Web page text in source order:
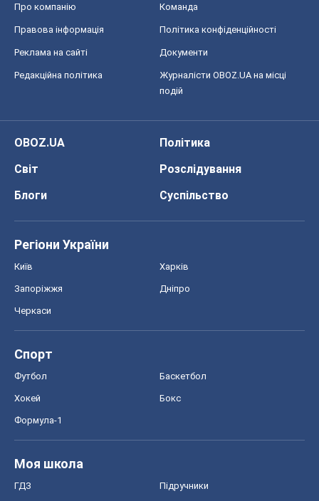
Про компанію Команда
Правова інформація Політика конфіденційності
Реклама на сайті Документи
Редакційна політика
Журналісти OBOZ.UA на місці
подій
OBOZ.UA
Політика
Світ
Розслідування
Блоги
Суспільство
Регіони України
Київ Харків
Запоріжжя Дніпро
Черкаси
Спорт
Футбол Баскетбол
Хокей Бокс
Формула-1
Моя школа
ГДЗ Підручники